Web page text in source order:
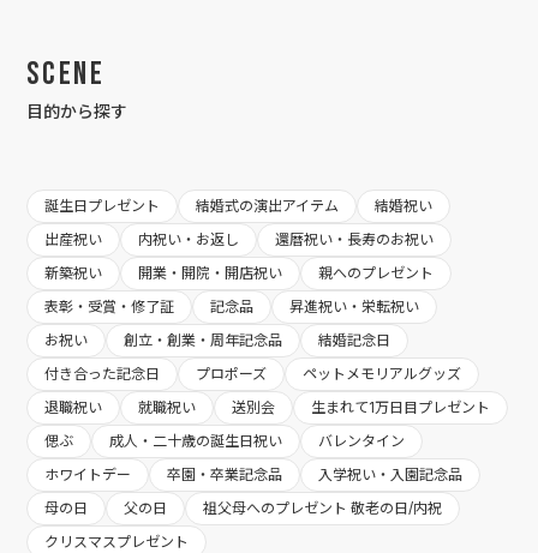
Scene
目的から探す
誕生日プレゼント 結婚式の演出アイテム
結婚祝い
出産祝い
内祝い・お返し
還暦祝い・長寿のお祝い
新築祝い
開業・開院・開店祝い
親へのプレゼント
表彰・受賞・修了証
記念品
昇進祝い・栄転祝い
お祝い
創立・創業・周年記念品
結婚記念日
付き合った記念日
プロポーズ
ペットメモリアルグッズ
退職祝い
就職祝い 送別会
生まれて1万日目プレゼント
偲ぶ
成人・二十歳の誕生日祝い
バレンタイン
ホワイトデー
卒園・卒業記念品
入学祝い・入園記念品
母の日
父の日
祖父母へのプレゼント 敬老の日/内祝
クリスマスプレゼント